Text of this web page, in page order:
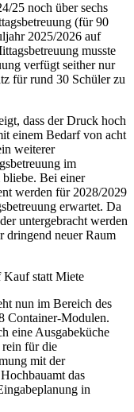
25 noch über sechs
(für 90
2025/2026 auf
musste
verfügt seither nur
für rund 30 Schüler zu
dass der Druck hoch
einem Bedarf von acht
weiterer
im
Bei einer
werden für 2028/2029
erwartet. Da
untergebracht werden
dringend neuer Raum
Kauf statt Miete
nun im Bereich des
Container-Modulen.
eine Ausgabeküche
rein für die
mit der
das
in